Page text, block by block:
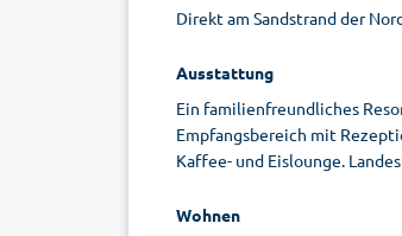
Direkt am Sandstrand der
Ausstattung
Ein familienfreundliches
Empfangsbereich mit
Kaffee- und Eislounge.
Wohnen